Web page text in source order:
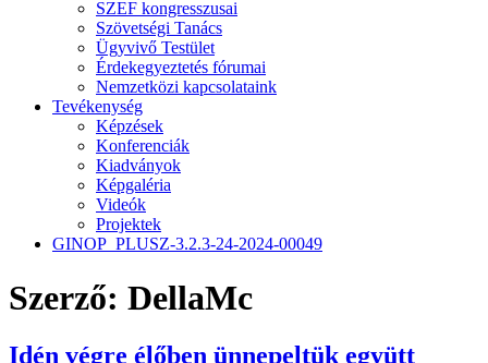
SZEF kongresszusai
Szövetségi Tanács
Ügyvivő Testület
Érdekegyeztetés fórumai
Nemzetközi kapcsolataink
Tevékenység
Képzések
Konferenciák
Kiadványok
Képgaléria
Videók
Projektek
GINOP_PLUSZ-3.2.3-24-2024-00049
Szerző: DellaMc
Idén végre élőben ünnepeltük együtt